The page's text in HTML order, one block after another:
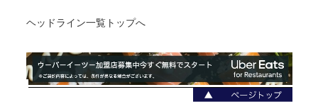
ヘッドライン一覧トップへ